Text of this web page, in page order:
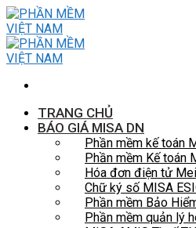
Skip
to
content
TRANG CHỦ
BÁO GIÁ MISA DN
Phần mềm kế toán
Phần mềm Kế toán
Hóa đơn điện tử
Chữ ký số MISA
Phần mềm Bảo
Phần mềm quản lý